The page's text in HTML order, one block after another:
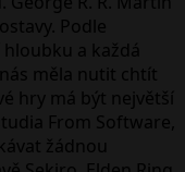
Podle
a každá
měla nutit chtít
hry má být největší
From Software,
žádnou